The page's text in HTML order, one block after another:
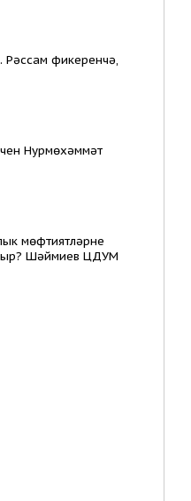
Рәссам фикеренчә,
Нурмөхәммәт
мөфтиятләрне
Шәймиев ЦДУМ